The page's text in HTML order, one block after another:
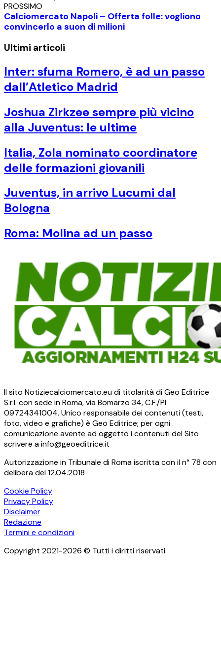
PROSSIMO
Calciomercato Napoli – Offerta folle: vogliono
convincerlo a suon di milioni
Ultimi articoli
Inter: sfuma Romero, è ad un passo
dall’Atletico Madrid
Joshua Zirkzee sempre più vicino
alla Juventus: le ultime
Italia, Zola nominato coordinatore
delle formazioni giovanili
Juventus, in arrivo Lucumi dal
Bologna
Roma: Molina ad un passo
Il sito Notiziecalciomercato.eu di titolarità di Geo Editrice
S.r.l. con sede in Roma, via Bomarzo 34, C.F./PI
09724341004. Unico responsabile dei contenuti (testi,
foto, video e grafiche) è Geo Editrice; per ogni
comunicazione avente ad oggetto i contenuti del Sito
scrivere a info@geoeditrice.it
Autorizzazione in Tribunale di Roma iscritta con il n° 78 con
delibera del 12.04.2018
Cookie Policy
Privacy Policy
Disclaimer
Redazione
Termini e condizioni
Copyright 2021-2026 © Tutti i diritti riservati.